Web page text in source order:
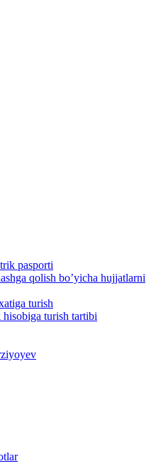
pasporti
qolish bo’yicha hujjatlarni
turish
turish tartibi